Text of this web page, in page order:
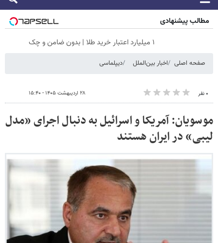
مطالب پیشنهادی
۱ میلیارد اعتبار خرید طلا | بدون ضامن و چک
صفحه اصلی اخبار بین‌الملل دیپلماسی
۰ نفر ۲۸ اردیبهشت ۱۴۰۵ - ۱۵:۴۰
موسویان: آمریکا و اسرائیل به دنبال اجرای «مدل
لیبی» در ایران هستند